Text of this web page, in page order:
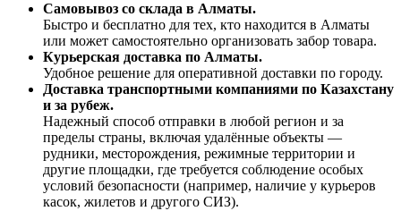
Самовывоз со склада в Алматы.
Быстро и бесплатно для тех, кто находится в Алматы
или может самостоятельно организовать забор товара.
Курьерская доставка по Алматы.
Удобное решение для оперативной доставки по городу.
Доставка транспортными компаниями по Казахстану
и за рубеж.
Надежный способ отправки в любой регион и за
пределы страны, включая удалённые объекты —
рудники, месторождения, режимные территории и
другие площадки, где требуется соблюдение особых
условий безопасности (например, наличие у курьеров
касок, жилетов и другого СИЗ).